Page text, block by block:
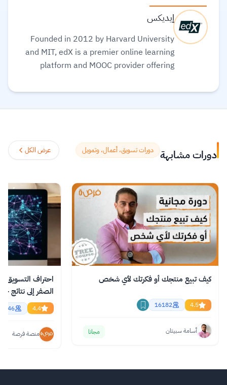
إيديكس
Founded in 2012 by Harvard University
and MIT, edX is a premier online learning
platform and MOOC provider offering
certificates, and degrees from top-tier
million learners to acquire in-demand
skills in fields like computer science, AI,
courses for free or pay for verified
certificates to boost their professional
careers.
اقرأ المزيد.
دورات مشابهة دورات تسويق، أعمال، وتمويل عرض الكل
كيف تبيع منتجك أو فكرتك لأي شخص
4.5
16182
أسامة سبيتان مجانا
احتراف التسويق
الصفر إلى نتائج
اونلاين
4.4
2846
منصة فرصة